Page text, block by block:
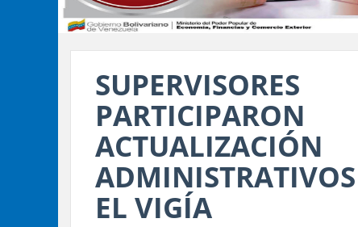
EL VIGÍA